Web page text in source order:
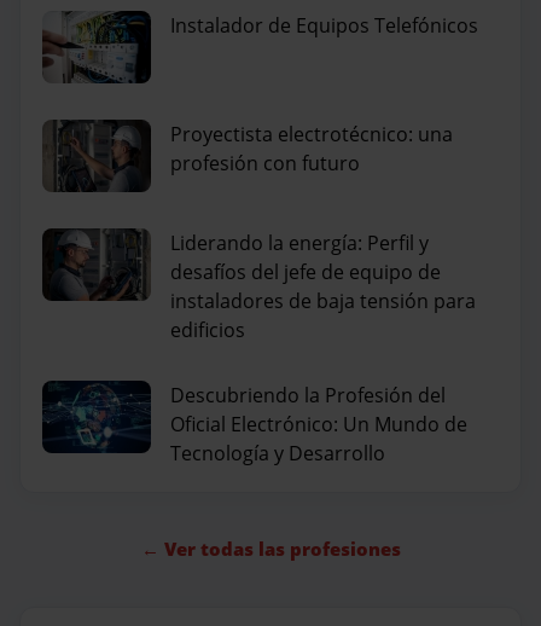
Instalador de Equipos Telefónicos
Proyectista electrotécnico: una
profesión con futuro
Liderando la energía: Perfil y
desafíos del jefe de equipo de
instaladores de baja tensión para
edificios
Descubriendo la Profesión del
Oficial Electrónico: Un Mundo de
Tecnología y Desarrollo
← Ver todas las profesiones